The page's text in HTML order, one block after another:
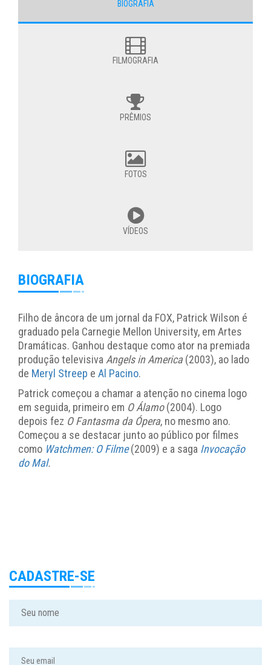
BIOGRAFIA
FILMOGRAFIA
PRÊMIOS
FOTOS
VÍDEOS
BIOGRAFIA
Filho de âncora de um jornal da FOX, Patrick Wilson é
graduado pela Carnegie Mellon University, em Artes
Dramáticas. Ganhou destaque como ator na premiada
produção televisiva Angels in America(2003), ao lado
de Meryl Streep e Al Pacino.
Patrick começou a chamar a atenção no cinema logo
em seguida, primeiro em O Álamo(2004). Logo
depois fez O Fantasma da Ópera, no mesmo ano.
Começou a se destacar junto ao público por filmes
como Watchmen: O Filme(2009) e a saga Invocação
do Mal.
CADASTRE-SE